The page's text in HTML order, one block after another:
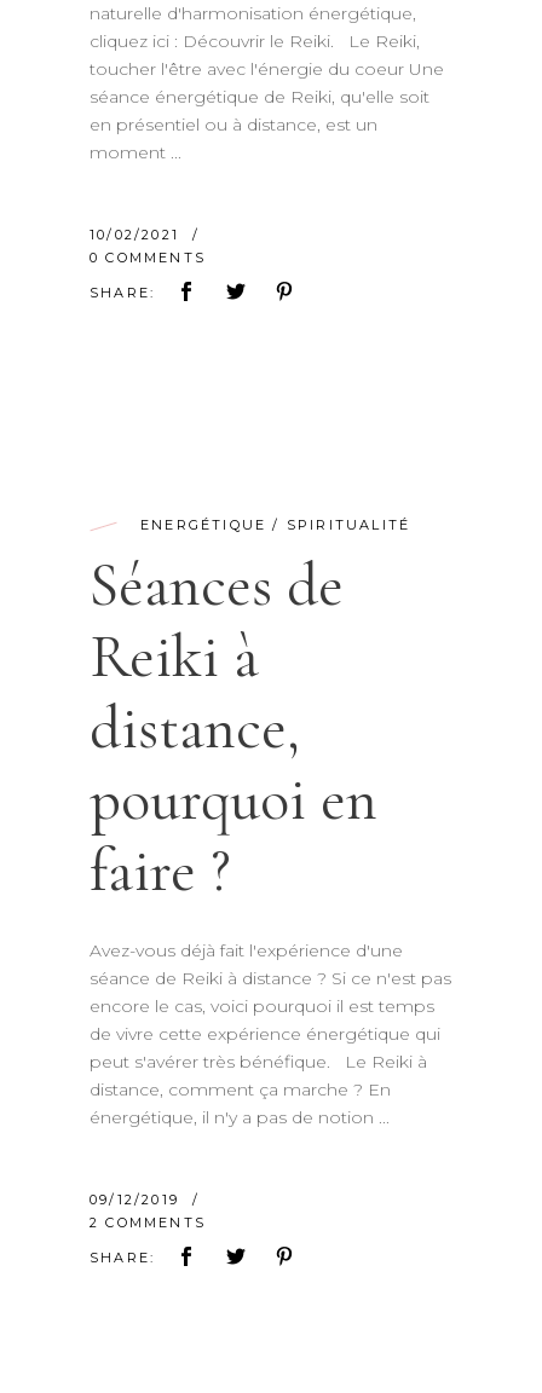
naturelle d'harmonisation énergétique,
cliquez ici : Découvrir le Reiki. Le Reiki,
toucher l'être avec l'énergie du coeur Une
séance énergétique de Reiki, qu'elle soit
en présentiel ou à distance, est un
moment
10/02/2021
0 COMMENTS
SHARE:
ENERGÉTIQUE / SPIRITUALITÉ
Séances de
Reiki à
distance,
pourquoi en
faire ?
Avez-vous déjà fait l'expérience d'une
séance de Reiki à distance ? Si ce n'est pas
encore le cas, voici pourquoi il est temps
de vivre cette expérience énergétique qui
peut s'avérer très bénéfique. Le Reiki à
distance, comment ça marche ? En
énergétique, il n'y a pas de notion
09/12/2019
2 COMMENTS
SHARE: